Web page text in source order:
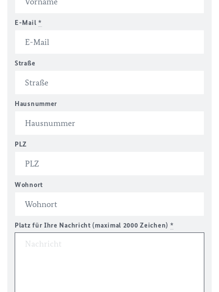
E-Mail *
Straße
Hausnummer
PLZ
Wohnort
Platz für Ihre Nachricht (maximal 2000 Zeichen) *